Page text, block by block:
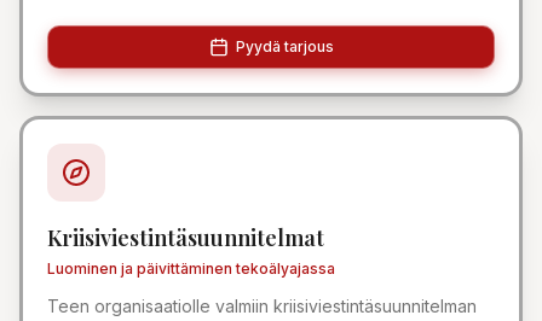
Pyydä tarjous
Kriisiviestintäsuunnitelmat
Luominen ja päivittäminen tekoälyajassa
Teen organisaatiolle valmiin kriisiviestintäsuunnitelman